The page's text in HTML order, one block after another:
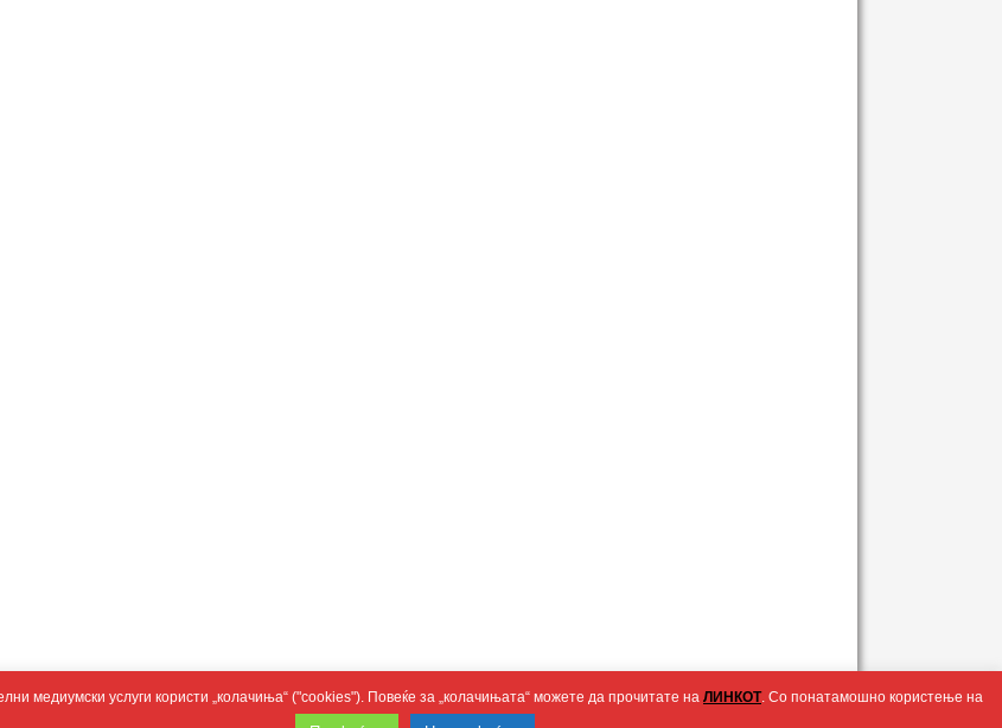
медиумски услуги користи „колачиња“ ("cookies"). Повеќе за „колачињата“ можете да прочитате на ЛИНКОТ. Со понатамошно користење на